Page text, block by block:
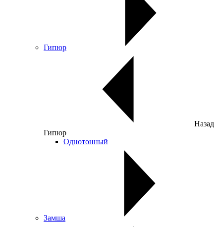
Гипюр
Назад
Гипюр
Однотонный
Замша